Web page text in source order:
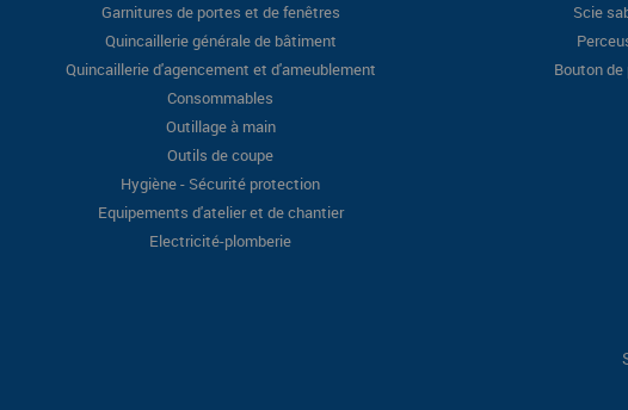
Garnitures de portes et de fenêtres
Quincaillerie générale de bâtiment
Quincaillerie d'agencement et d'ameublement
Consommables
Outillage à main
Outils de coupe
Hygiène - Sécurité protection
Equipements d'atelier et de chantier
Electricité-plomberie
Scie
Bouton